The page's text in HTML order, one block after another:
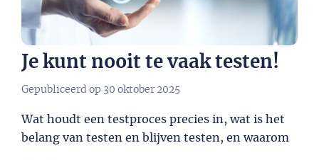
Je kunt nooit te vaak testen!
Gepubliceerd op 30 oktober 2025
Wat houdt een testproces precies in, wat is het
belang van testen en blijven testen, en waarom